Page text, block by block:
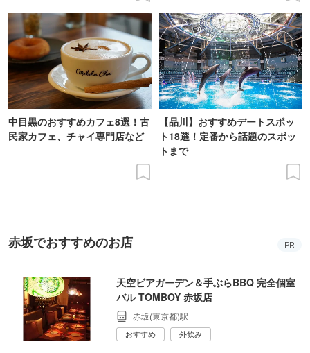
中目黒のおすすめカフェ8選！古
民家カフェ、チャイ専門店など
【品川】おすすめデートスポッ
ト18選！定番から話題のスポッ
トまで
赤坂でおすすめのお店 PR
天空ビアガーデン＆手ぶらBBQ 完全個室
バル TOMBOY 赤坂店
赤坂(東京都)駅
おすすめ 外飲み